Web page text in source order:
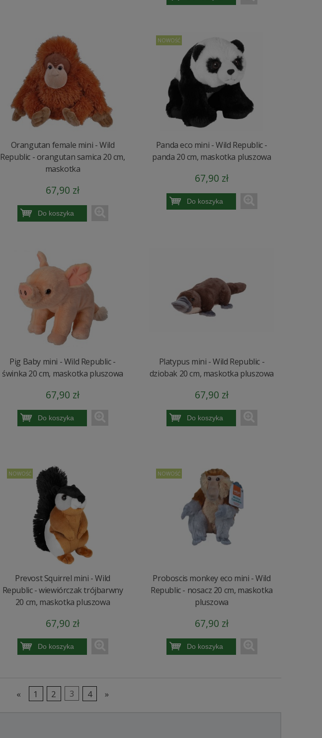
Orangutan female mini - Wild
Republic - orangutan samica 20 cm,
maskotka
67,90 zł
Do koszyka
Panda eco mini - Wild Republic -
panda 20 cm, maskotka pluszowa
67,90 zł
Do koszyka
NOWOŚĆ
Pig Baby mini - Wild Republic -
świnka 20 cm, maskotka pluszowa
67,90 zł
Do koszyka
Platypus mini - Wild Republic -
dziobak 20 cm, maskotka pluszowa
67,90 zł
Do koszyka
Prevost Squirrel mini - Wild
Republic - wiewiórczak trójbarwny
20 cm, maskotka pluszowa
67,90 zł
Do koszyka
NOWOŚĆ
Proboscis monkey eco mini - Wild
Republic - nosacz 20 cm, maskotka
pluszowa
67,90 zł
Do koszyka
NOWOŚĆ
« 1 2 3 4 »